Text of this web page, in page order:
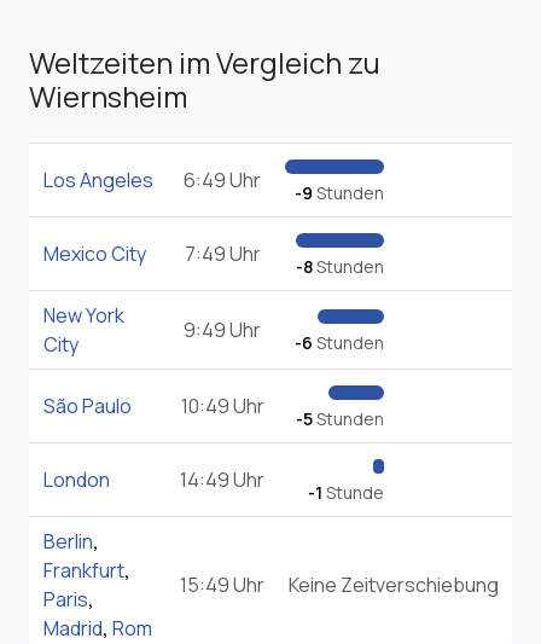
Weltzeiten im Vergleich zu
Wiernsheim
Los Angeles 6:49 Uhr -9 Stunden
Mexico City 7:49 Uhr -8Stunden
New York
City
9:49 Uhr -6 Stunden
São Paulo 10:49 Uhr -5Stunden
London 14:49 Uhr -1 Stunde
Berlin,
Frankfurt,
Paris,
Madrid, Rom
15:49 Uhr Keine Zeitverschiebung